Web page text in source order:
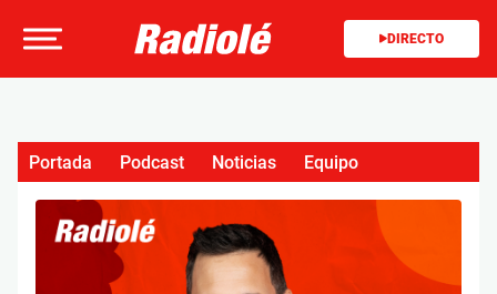
DIRECTO
Portada Podcast Noticias Equipo